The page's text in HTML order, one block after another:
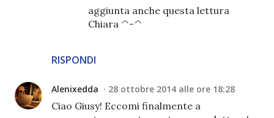
RISPONDI
aggiunta anche questa lettura
Chiara ^-^
Alenixedda 28 ottobre 2014 alle ore 18:28
Ciao Giusy! Eccomi finalmente a